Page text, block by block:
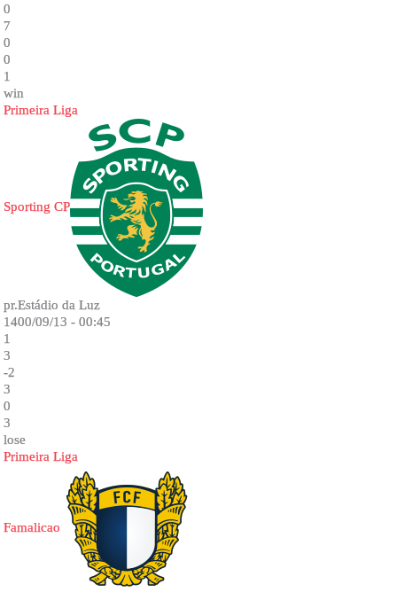
0
7
0
0
1
win
Primeira Liga
Sporting CP
pr.Estádio da Luz
1400/09/13 - 00:45
1
3
-2
3
0
3
lose
Primeira Liga
Famalicao